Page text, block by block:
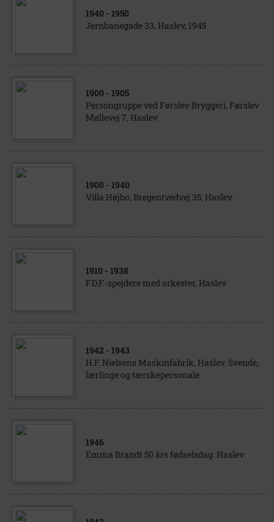
1940 - 1950
Jernbanegade 33, Haslev, 1945
1900 - 1905
Persongruppe ved Førslev Bryggeri, Førslev
Møllevej 7, Haslev
1900 - 1940
Villa Højbo, Bregentvedvej 35, Haslev
1910 - 1938
F.D.F.-spejdere med orkester, Haslev
1942 - 1943
H.F. Nielsens Maskinfabrik, Haslev. Svende,
lærlinge og tærskepersonale
1946
Emma Brandt 50 års fødselsdag. Haslev